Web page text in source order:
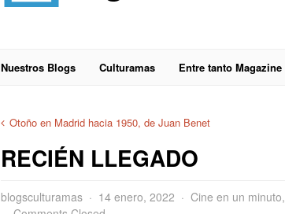
Nuestros Blogs Culturamas Entre tanto Magazine
Otoño en Madrid hacia 1950, de Juan Benet
RECIÉN LLEGADO
blogsculturamas 14 enero, 2022 Cine en un minuto,